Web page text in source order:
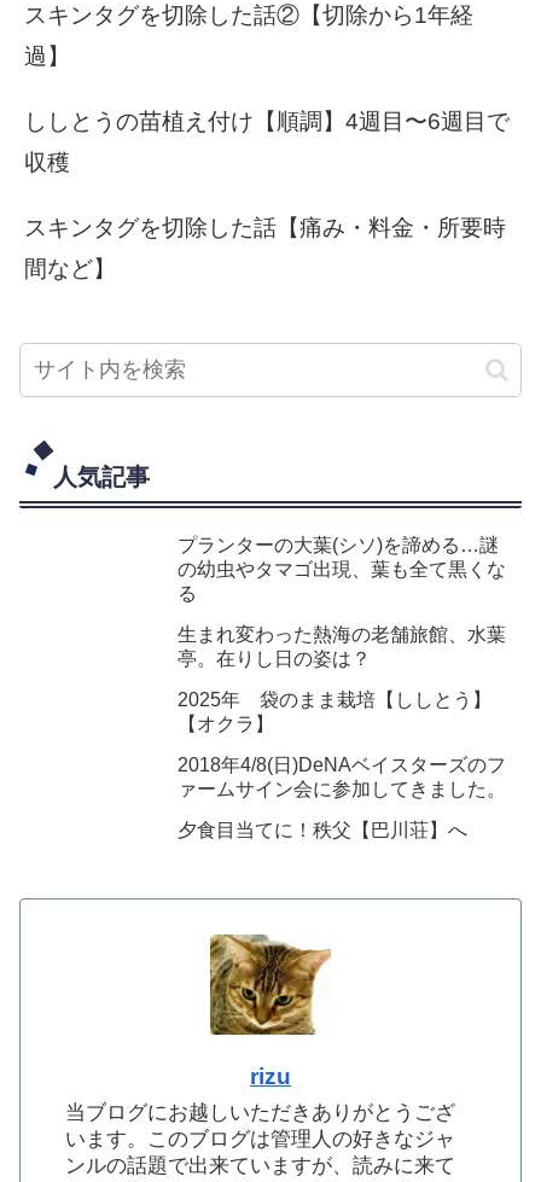
スキンタグを切除した話②【切除から1年経
過】
ししとうの苗植え付け【順調】4週目〜6週目で
収穫
スキンタグを切除した話【痛み・料金・所要時
間など】
人気記事
プランターの大葉(シソ)を諦める…謎
の幼虫やタマゴ出現、葉も全て黒くな
る
生まれ変わった熱海の老舗旅館、水葉
亭。在りし日の姿は？
2025年 袋のまま栽培【ししとう】
【オクラ】
2018年4/8(日)DeNAベイスターズのフ
ァームサイン会に参加してきました。
夕食目当てに！秩父【巴川荘】へ
rizu
当ブログにお越しいただきありがとうござ
います。このブログは管理人の好きなジャ
ンルの話題で出来ていますが、読みに来て